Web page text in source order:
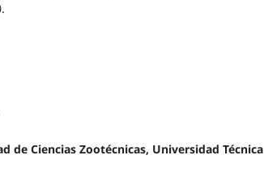
de Ciencias Zootécnicas, Universidad Técnica